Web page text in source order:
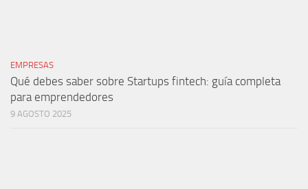
EMPRESAS
Qué debes saber sobre Startups fintech: guía completa
para emprendedores
9 AGOSTO 2025